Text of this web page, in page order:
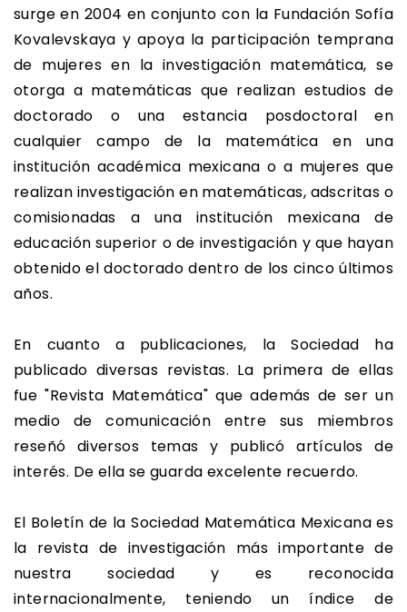
surge en 2004 en conjunto con la Fundación Sofía
Kovalevskaya y apoya la participación temprana
de mujeres en la investigación matemática, se
otorga a matemáticas que realizan estudios de
doctorado o una estancia posdoctoral en
cualquier campo de la matemática en una
institución académica mexicana o a mujeres que
realizan investigación en matemáticas, adscritas o
comisionadas a una institución mexicana de
educación superior o de investigación y que hayan
obtenido el doctorado dentro de los cinco últimos
años.
En cuanto a publicaciones, la Sociedad ha
publicado diversas revistas. La primera de ellas
fue "Revista Matemática" que además de ser un
medio de comunicación entre sus miembros
reseñó diversos temas y publicó artículos de
interés. De ella se guarda excelente recuerdo.
El Boletín de la Sociedad Matemática Mexicana es
la revista de investigación más importante de
nuestra sociedad y es reconocida
internacionalmente, teniendo un índice de